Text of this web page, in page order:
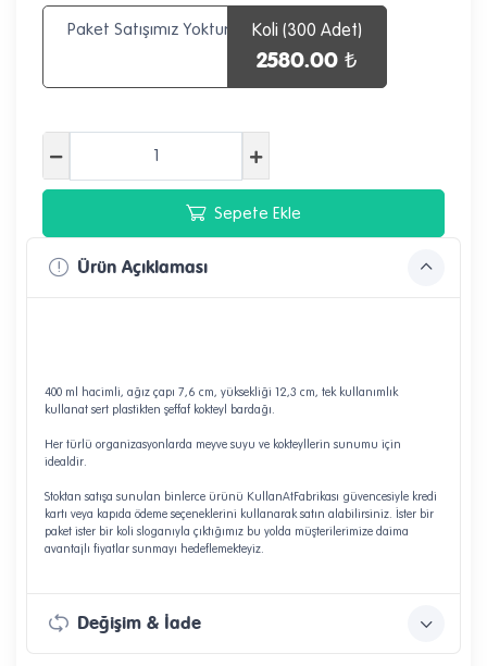
Paket Satışımız Yoktur Koli (300 Adet)
2580.00 ₺
Sepete Ekle
Ürün Açıklaması
400 ml hacimli, ağız çapı 7,6 cm, yüksekliği 12,3 cm, tek kullanımlık
kullanat sert plastikten şeffaf kokteyl bardağı.
Her türlü organizasyonlarda meyve suyu ve kokteyllerin sunumu için
idealdir.
Stoktan satışa sunulan binlerce ürünü KullanAtFabrikası güvencesiyle kredi
kartı veya kapıda ödeme seçeneklerini kullanarak satın alabilirsiniz. İster bir
paket ister bir koli sloganıyla çıktığımız bu yolda müşterilerimize daima
avantajlı fiyatlar sunmayı hedeflemekteyiz.
Değişim & İade